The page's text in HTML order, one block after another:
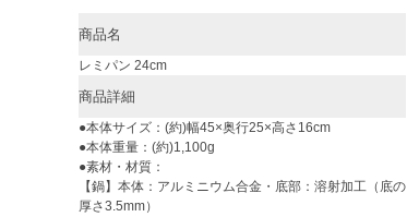
商品名
レミパン 24cm
商品詳細
●本体サイズ：(約)幅45×奥行25×高さ16cm
●本体重量：(約)1,100g
●素材・材質：
【鍋】本体：アルミニウム合金・底部：溶射加工（底の
厚さ3.5mm）